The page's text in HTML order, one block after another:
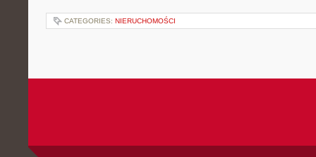
CATEGORIES: NIERUCHOMOŚCI